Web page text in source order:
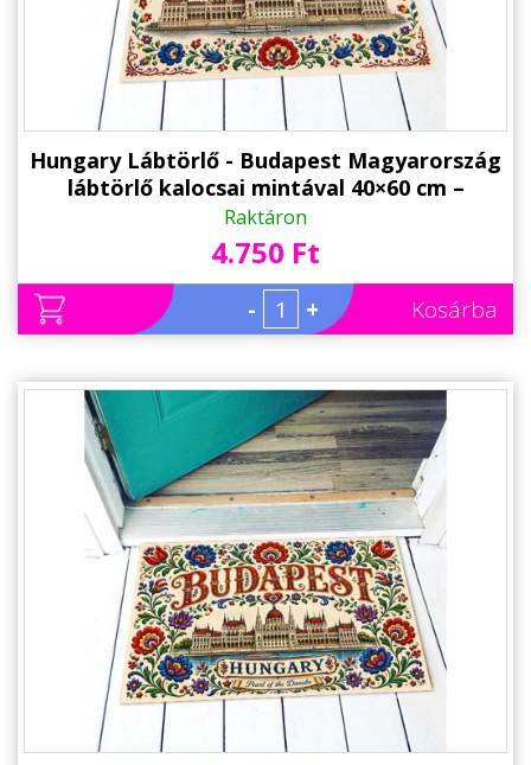
Hungary Lábtörlő - Budapest Magyarország
lábtörlő kalocsai mintával 40×60 cm –
Parlament magyar ajándék
Raktáron
4.750 Ft
- + Kosárba